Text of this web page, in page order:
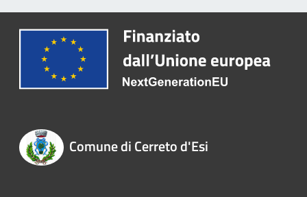
Comune di Cerreto d'Esi